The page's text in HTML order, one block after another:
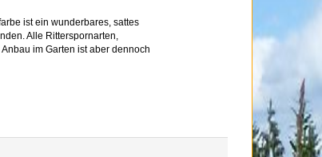
ist ein wunderbares, sattes
Alle Ritterspornarten,
im Garten ist aber dennoch